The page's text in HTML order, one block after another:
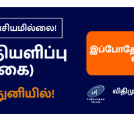
–
மக்கள்